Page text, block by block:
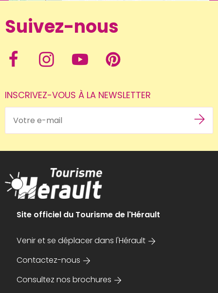
Suivez-nous
INSCRIVEZ-VOUS À LA NEWSLETTER
Site officiel du Tourisme de l'Hérault
Venir et se déplacer dans l'Hérault
Contactez-nous
Consultez nos brochures